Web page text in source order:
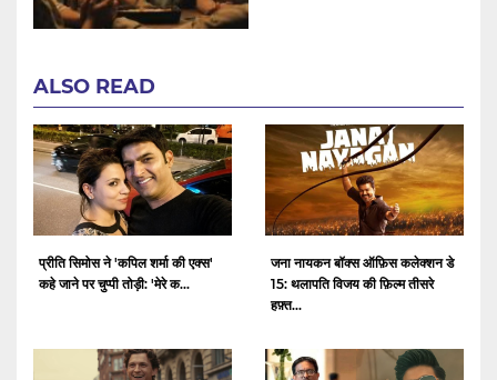
ALSO READ
प्रीति सिमोस ने 'कपिल शर्मा की एक्स'
कहे जाने पर चुप्पी तोड़ी: 'मेरे क...
जना नायकन बॉक्स ऑफ़िस कलेक्शन डे
15: थलापति विजय की फ़िल्म तीसरे
हफ़्त...